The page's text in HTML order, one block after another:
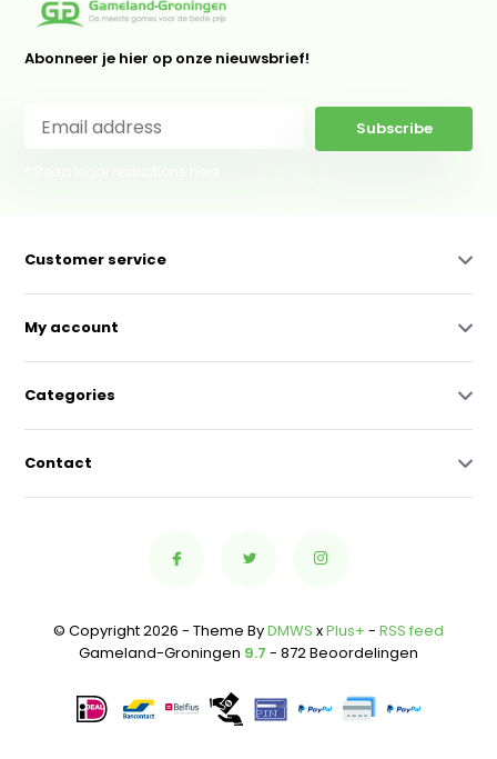
Abonneer je hier op onze nieuwsbrief!
Subscribe
Customer service
My account
Categories
Contact
© Copyright 2026 - Theme ByDMWS xPlus+ - RSS feed
Gameland-Groningen 9.7 - 872 Beoordelingen